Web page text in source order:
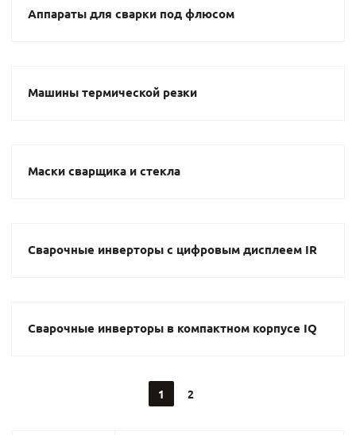
Аппараты для сварки под флюсом
Машины термической резки
Маски сварщика и стекла
Сварочные инверторы с цифровым дисплеем IR
Сварочные инверторы в компактном корпусе IQ
1 2